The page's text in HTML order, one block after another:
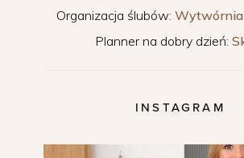
Organizacja ślubów:
Planner na dobry dzień:
INSTAGRAM